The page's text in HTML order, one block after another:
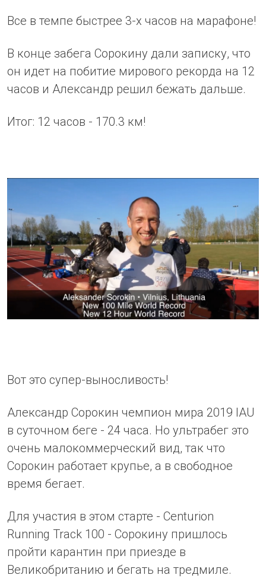
Все в темпе быстрее 3-х часов на марафоне!
В конце забега Сорокину дали записку, что
он идет на побитие мирового рекорда на 12
часов и Александр решил бежать дальше.
Итог: 12 часов - 170.3 км!
Вот это супер-выносливость!
Александр Сорокин чемпион мира 2019 IAU
в суточном беге - 24 часа. Но ультрабег это
очень малокоммерческий вид, так что
Сорокин работает крупье, а в свободное
время бегает.
Для участия в этом старте - Centurion
Running Track 100 - Сорокину пришлось
пройти карантин при приезде в
Великобританию и бегать на тредмиле.